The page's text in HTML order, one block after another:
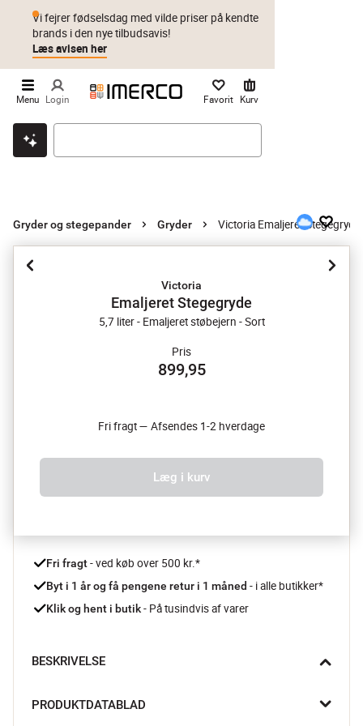
Klik & hent Byt i 1 år Prismatch
Vi fejrer fødselsdag med vilde priser på kendte
brands i den nye tilbudsavis!
Læs avisen her
Menu Login Favorit Kurv
Gryder og stegepander Gryder Victoria Emaljeret Stegegryde
Victoria
Emaljeret Stegegryde
5,7 liter - Emaljeret støbejern - Sort
Pris
899,95
Fri fragt — Afsendes 1-2 hverdage
Læg i kurv
Fri fragt - ved køb over 500 kr.*
Byt i 1 år og få pengene retur i 1 måned - i alle butikker*
Klik og hent i butik - På tusindvis af varer
BESKRIVELSE
lidt mere magisk i denne emaljerede støbejernsgryde fra
PRODUKTDATABLAD